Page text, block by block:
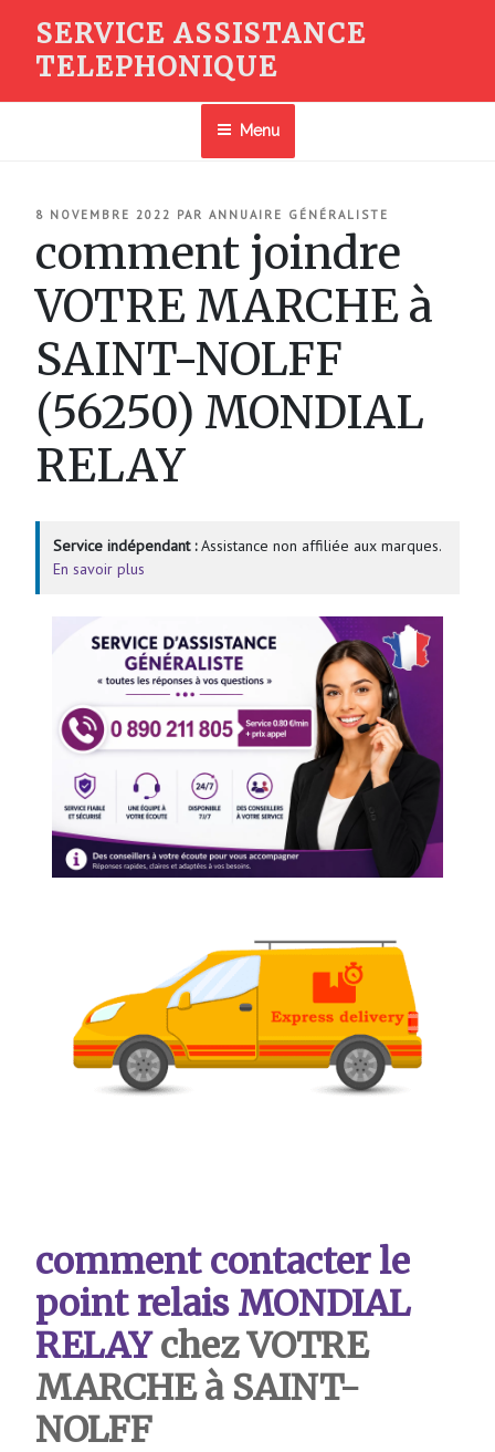
contenu
SERVICE ASSISTANCE
TELEPHONIQUE
Menu
PUBLIÉ
8 NOVEMBRE 2022 PAR ANNUAIRE GÉNÉRALISTE
comment joindre
VOTRE MARCHE à
SAINT-NOLFF
(56250) MONDIAL
RELAY
Service indépendant :Assistance non affiliée aux marques.
En savoir plus
comment contacter le
point relais MONDIAL
RELAYchez VOTRE
MARCHE à SAINT-
NOLFF